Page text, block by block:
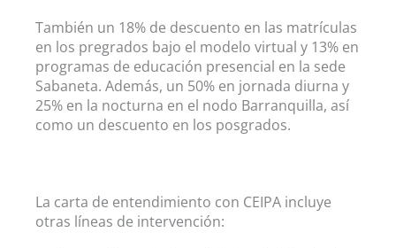
También un 18% de descuento en las matrículas
en los pregrados bajo el modelo virtual y 13% en
programas de educación presencial en la sede
Sabaneta. Además, un 50% en jornada diurna y
25% en la nocturna en el nodo Barranquilla, así
como un descuento en los posgrados.
La carta de entendimiento con CEIPA incluye
otras líneas de intervención: